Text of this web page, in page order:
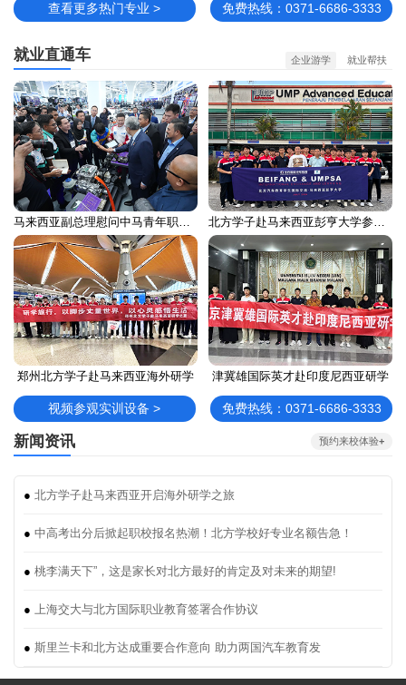
查看更多热门专业 > 免费热线：0371-6686-3333
就业直通车 企业游学 就业帮扶
郑州北方学子赴马来西亚海外研学 津冀雄国际英才赴印度尼西亚研学
视频参观实训设备 > 免费热线：0371-6686-3333
新闻资讯 预约来校体验+
● 北方学子赴马来西亚开启海外研学之旅
● 中高考出分后掀起职校报名热潮！北方学校好专业名额告急！
● 桃李满天下”，这是家长对北方最好的肯定及对未来的期望!
● 上海交大与北方国际职业教育签署合作协议
● 斯里兰卡和北方达成重要合作意向 助力两国汽车教育发